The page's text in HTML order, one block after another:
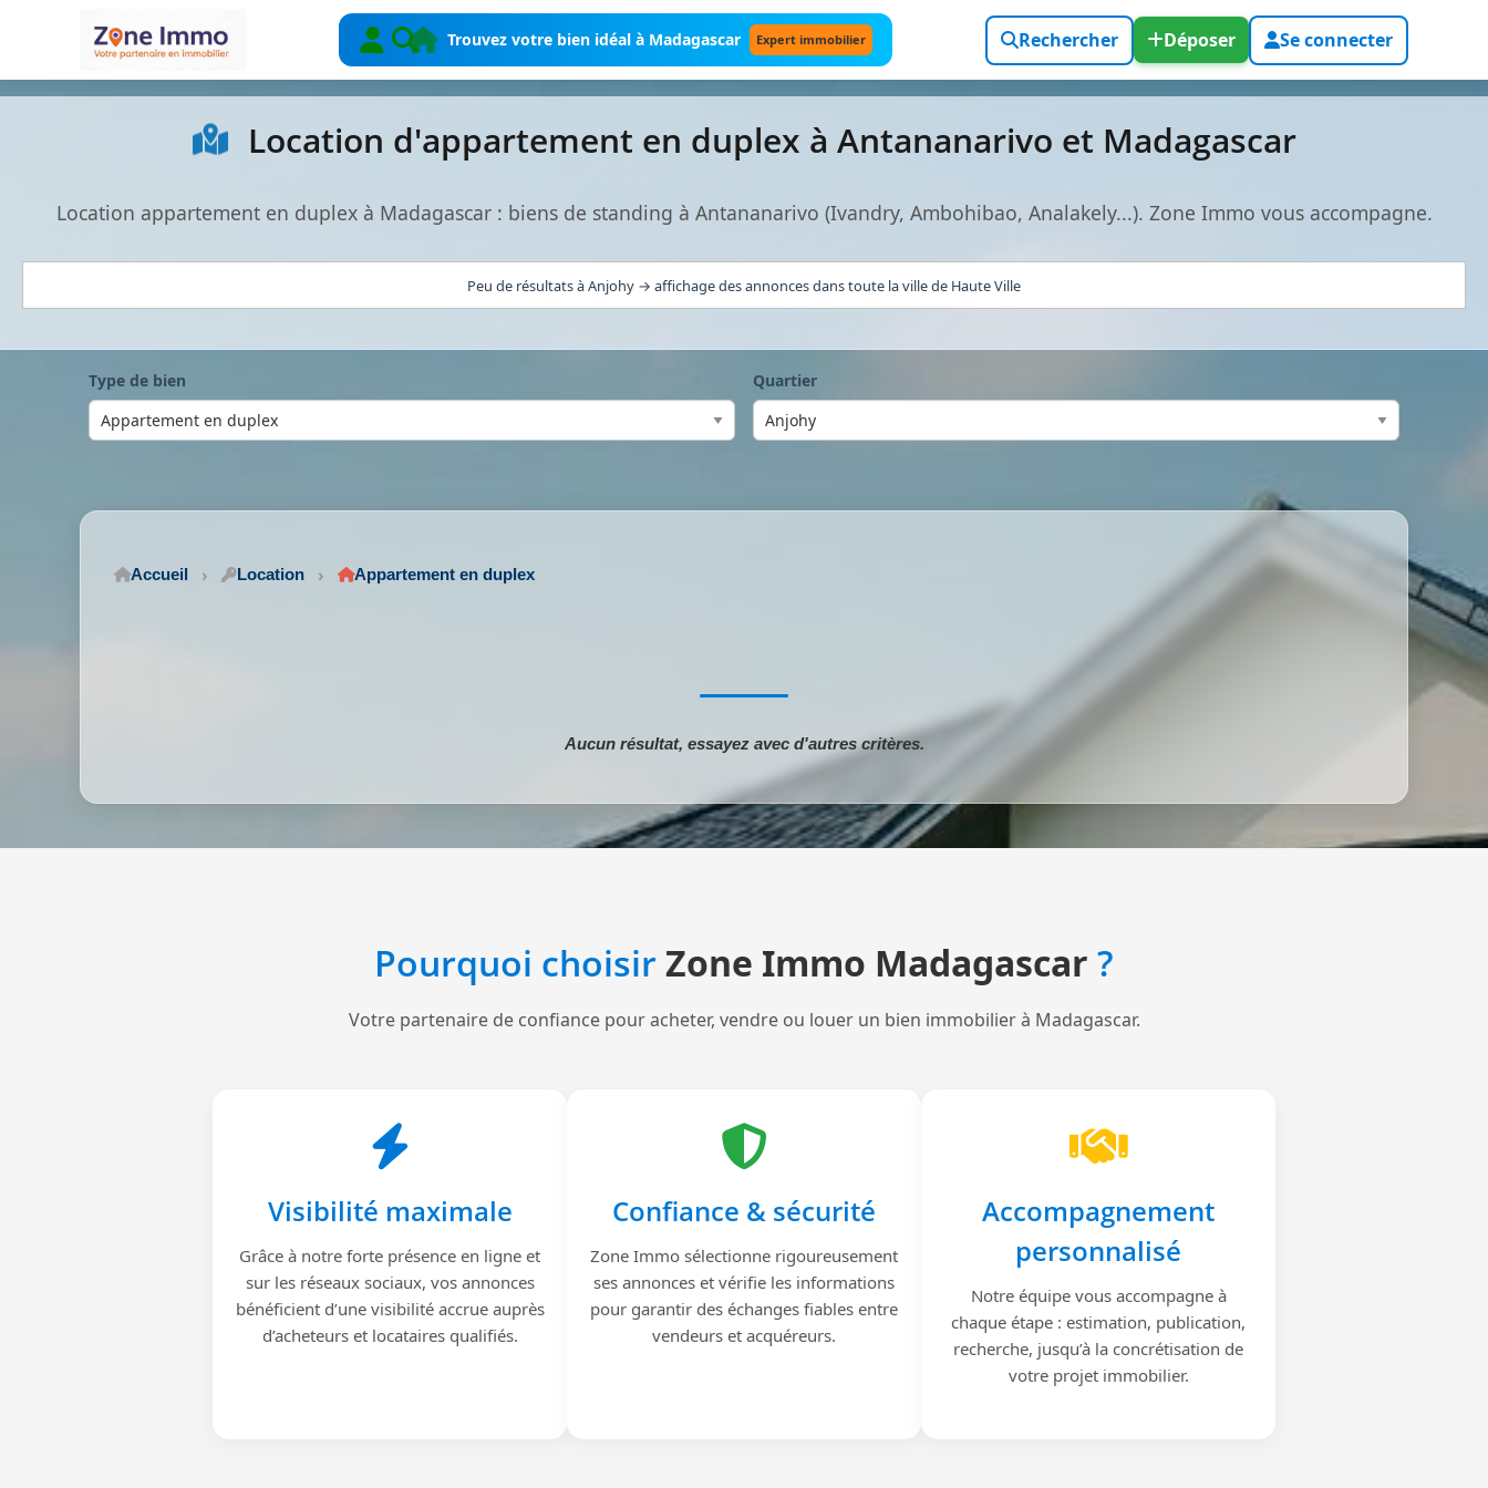
Trouvez votre bien idéal à Madagascar Expert immobilier Rechercher Déposer Se connecter
Location d'appartement en duplex à Antananarivo et Madagascar
Location appartement en duplex à Madagascar : biens de standing à Antananarivo (Ivandry, Ambohibao, Analakely...). Zone Immo vous accompagne.
Peu de résultats à Anjohy → affichage des annonces dans toute la ville de Haute Ville
Type de bien Quartier
Accueil Location Appartement en duplex
Aucun résultat, essayez avec d'autres critères.
Pourquoi choisirZone Immo Madagascar ?
Votre partenaire de confiance pour acheter, vendre ou louer un bien immobilier à Madagascar.
Visibilité maximale
Grâce à notre forte présence en ligne et
sur les réseaux sociaux, vos annonces
bénéficient d’une visibilité accrue auprès
d’acheteurs et locataires qualifiés.
Confiance & sécurité
Zone Immo sélectionne rigoureusement
ses annonces et vérifie les informations
pour garantir des échanges fiables entre
vendeurs et acquéreurs.
Accompagnement
personnalisé
Notre équipe vous accompagne à
chaque étape : estimation, publication,
recherche, jusqu’à la concrétisation de
votre projet immobilier.